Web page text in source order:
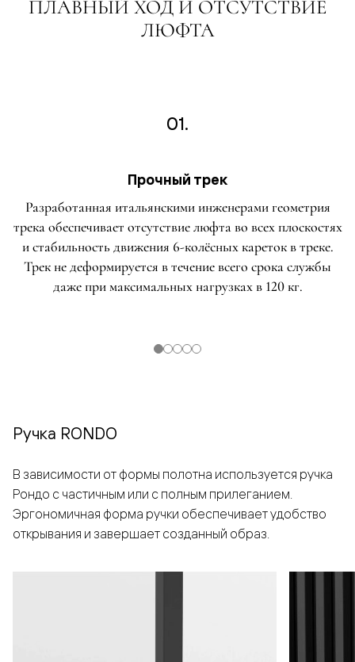
ПЛАВНЫЙ ХОД И ОТСУТСТВИЕ
ЛЮФТА
01.
Прочный трек
Разработанная итальянскими инженерами геометрия
трека обеспечивает отсутствие люфта во всех плоскостях
и стабильность движения 6-колёсных кареток в треке.
Трек не деформируется в течение всего срока службы
даже при максимальных нагрузках в 120 кг.
Ручка RONDO
В зависимости от формы полотна используется ручка
Рондо с частичным или с полным прилеганием.
Эргономичная форма ручки обеспечивает удобство
открывания и завершает созданный образ.